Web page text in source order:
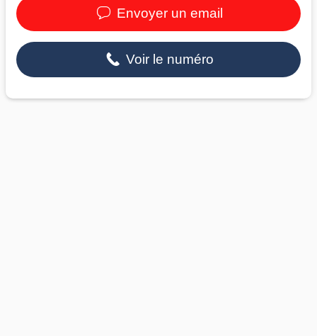
Envoyer un email
Voir le numéro